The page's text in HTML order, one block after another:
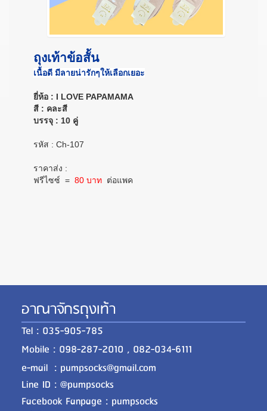
ถุงเท้าข้อสั้น
เนื้อดี มีลายน่ารักๆให้เลือกเยอะ
ยี่ห้อ : I LOVE PAPAMAMA
สี : คละสี
บรรจุ : 10 คู่
รหัส : Ch-107
ราคาส่ง :
ฟรีไซซ์ = 80 บาท ต่อแพค
อาณาจักรถุงเท้า
Tel : 035-905-785
Mobile : 098-287-2010 , 082-034-6111
e-mail : pumpsocks@gmail.com
Line ID : @pumpsocks
Facebook Fanpage : pumpsocks